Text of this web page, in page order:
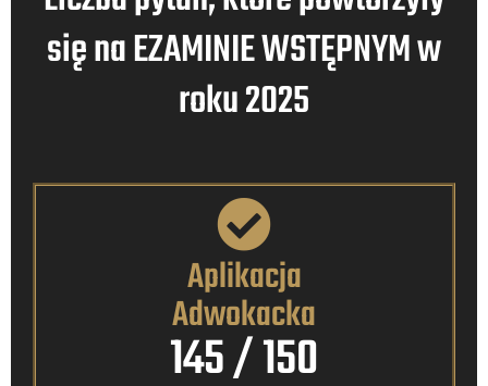
się na EZAMINIE WSTĘPNYM w
roku 2025
Aplikacja
Adwokacka
145 / 150